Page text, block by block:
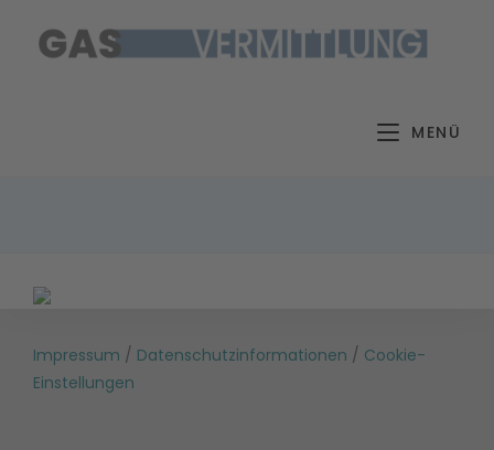
Inhalt
MENÜ
Impressum / Datenschutzinformationen / Cookie-
Einstellungen